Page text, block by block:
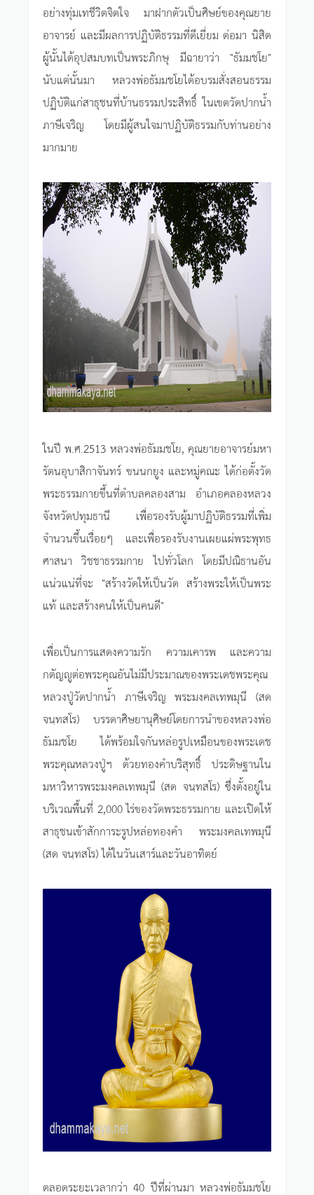
อย่างทุ่มเทชีวิตจิตใจ มาฝากตัวเป็นศิษย์ของคุณยาย
อาจารย์ และมีผลการปฏิบัติธรรมที่ดีเยี่ยม ต่อมา นิสิต
ผู้นั้นได้อุปสมบทเป็นพระภิกษุ มีฉายาว่า "ธัมมชโย"
นับแต่นั้นมา หลวงพ่อธัมมชโยได้อบรมสั่งสอนธรรม
ปฏิบัติแก่สาธุชนที่บ้านธรรมประสิทธิ์ ในเขตวัดปากน้ำ
ภาษีเจริญ โดยมีผู้สนใจมาปฏิบัติธรรมกับท่านอย่าง
มากมาย
ในปี พ.ศ.2513 หลวงพ่อธัมมชโย, คุณยายอาจารย์มหา
รัตนอุบาสิกาจันทร์ ขนนกยูง และหมู่คณะ ได้ก่อตั้งวัด
พระธรรมกายขึ้นที่ตำบลคลองสาม อำเภอคลองหลวง
จังหวัดปทุมธานี เพื่อรองรับผู้มาปฏิบัติธรรมที่เพิ่ม
จำนวนขึ้นเรื่อยๆ และเพื่อรองรับงานเผยแผ่พระพุทธ
ศาสนา วิชชาธรรมกาย ไปทั่วโลก โดยมีปณิธานอัน
แน่วแน่ที่จะ "สร้างวัดให้เป็นวัด สร้างพระให้เป็นพระ
แท้ และสร้างคนให้เป็นคนดี"
เพื่อเป็นการแสดงความรัก ความเคารพ และความ
กตัญญูต่อพระคุณอันไม่มีประมาณของพระเดชพระคุณ
หลวงปู่วัดปากน้ำ ภาษีเจริญ พระมงคลเทพมุนี (สด
จนฺทสโร) บรรดาศิษยานุศิษย์โดยการนำของหลวงพ่อ
ธัมมชโย ได้พร้อมใจกันหล่อรูปเหมือนของพระเดช
พระคุณหลวงปู่ฯ ด้วยทองคำบริสุทธิ์ ประดิษฐานใน
มหาวิหารพระมงคลเทพมุนี (สด จนฺทสโร) ซึ่งตั้งอยู่ใน
บริเวณพื้นที่ 2,000 ไร่ของวัดพระธรรมกาย และเปิดให้
สาธุชนเข้าสักการะรูปหล่อทองคำ พระมงคลเทพมุนี
(สด จนฺทสโร) ได้ในวันเสาร์และวันอาทิตย์
ตลอดระยะเวลากว่า 40 ปีที่ผ่านมา หลวงพ่อธัมมชโย